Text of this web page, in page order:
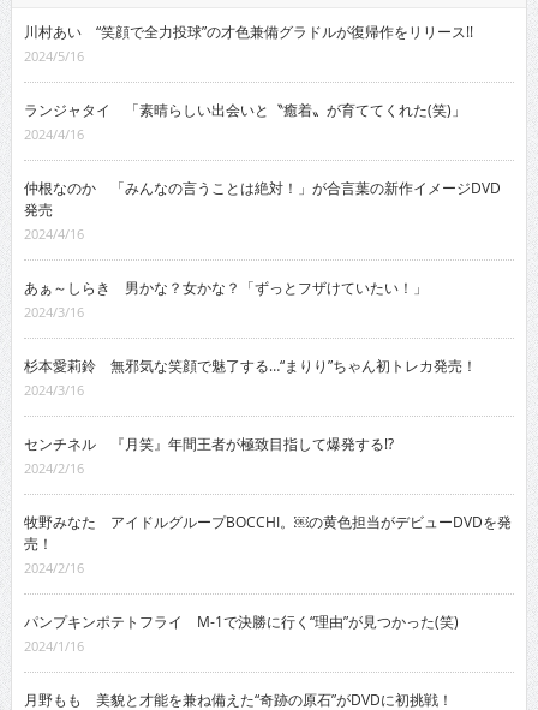
川村あい “笑顔で全力投球”の才色兼備グラドルが復帰作をリリース!!
2024/5/16
ランジャタイ 「素晴らしい出会いと〝癒着〟が育ててくれた(笑)」
2024/4/16
仲根なのか 「みんなの言うことは絶対！」が合言葉の新作イメージDVD
発売
2024/4/16
あぁ～しらき 男かな？女かな？「ずっとフザけていたい！」
2024/3/16
杉本愛莉鈴 無邪気な笑顔で魅了する…“まりり”ちゃん初トレカ発売！
2024/3/16
センチネル 『月笑』年間王者が極致目指して爆発する!?
2024/2/16
牧野みなた アイドルグループBOCCHI。￼の黄色担当がデビューDVDを発
売！
2024/2/16
パンプキンポテトフライ M-1で決勝に行く“理由”が見つかった(笑)
2024/1/16
月野もも 美貌と才能を兼ね備えた“奇跡の原石”がDVDに初挑戦！